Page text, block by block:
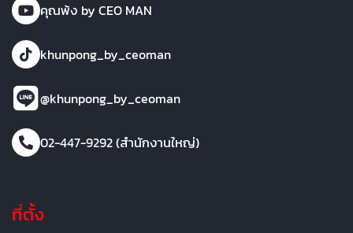
คุณพ้ง by CEO MAN
khunpong_by_ceoman
@khunpong_by_ceoman
02-447-9292 (สำนักงานใหญ่)
ที่ตั้ง